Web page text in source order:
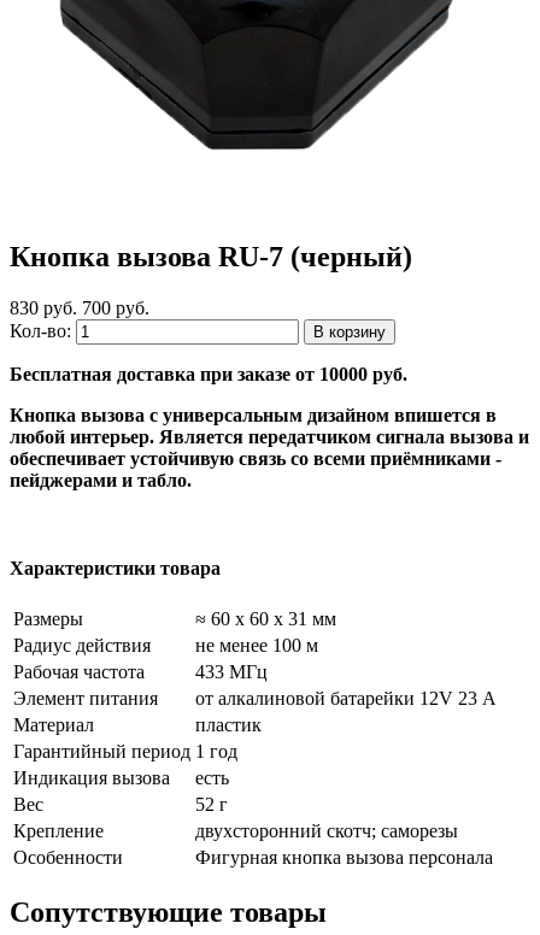
Кнопка вызова RU-7 (черный)
830 руб. 700 руб.
Кол-во:
Бесплатная доставка при заказе от 10000 руб.
Кнопка вызова с универсальным дизайном впишется в
любой интерьер. Является передатчиком сигнала вызова и
обеспечивает устойчивую связь со всеми приёмниками -
пейджерами и табло.
Характеристики товара
Размеры
≈ 60 x 60 x 31 мм
Радиус действия
не менее 100 м
Рабочая частота
433 МГц
Элемент питания
от алкалиновой батарейки 12V 23 А
Материал
пластик
Гарантийный период 1 год
Индикация вызова
есть
Вес
52 г
Крепление
двухсторонний скотч; саморезы
Особенности
Фигурная кнопка вызова персонала
Сопутствующие товары